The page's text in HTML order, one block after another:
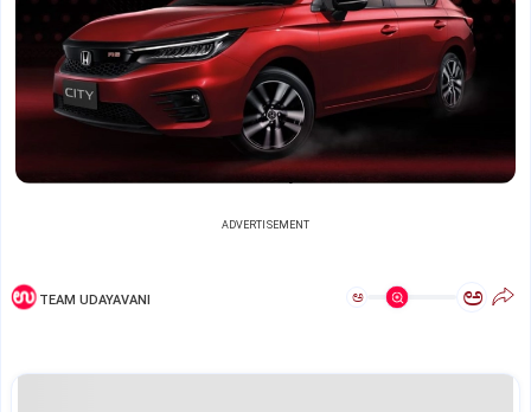
ADVERTISEMENT
TEAM UDAYAVANI ಅ ಅ